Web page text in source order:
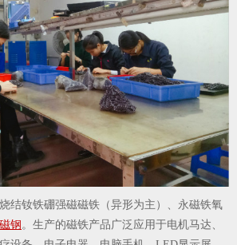
结钕铁硼强磁磁铁（异形为主）、永磁铁氧
钢 。生产的磁铁产品广泛应用于电机马达、